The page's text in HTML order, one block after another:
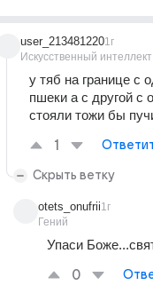
user_213481220
Искусственный интеллект
1г
у тяб на границе с
пшеки а с другой с
стояли тожи бы
1
Скрыть ветку
otets_onufrii
Гений
1г
Упаси
0